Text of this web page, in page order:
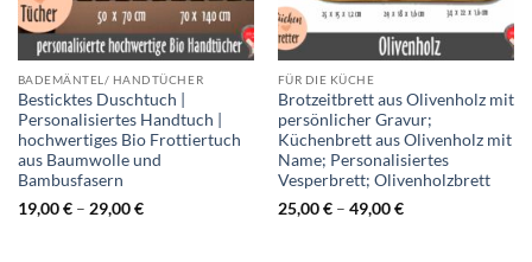
BADEMÄNTEL/ HANDTÜCHER
Besticktes Duschtuch |
Personalisiertes Handtuch |
hochwertiges Bio Frottiertuch
aus Baumwolle und
Bambusfasern
19,00€– 29,00€
FÜR DIE KÜCHE
Brotzeitbrett aus Olivenholz mit
persönlicher Gravur;
Küchenbrett aus Olivenholz mit
Name; Personalisiertes
Vesperbrett; Olivenholzbrett
25,00€– 49,00€